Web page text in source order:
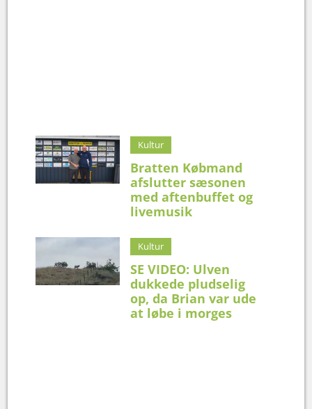
Kultur
Bratten Købmand
afslutter sæsonen
med aftenbuffet og
livemusik
Kultur
SE VIDEO: Ulven
dukkede pludselig
op, da Brian var ude
at løbe i morges